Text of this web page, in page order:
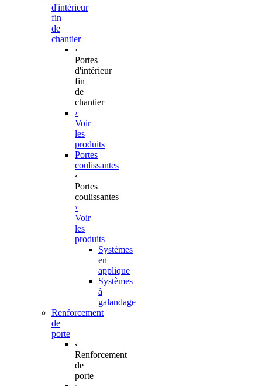
d'intérieur
fin
de
chantier
‹
Portes
d'intérieur
fin
de
chantier
›
Voir
les
produits
Portes
coulissantes
‹
Portes
coulissantes
›
Voir
les
produits
Systèmes
en
applique
Systèmes
à
galandage
Renforcement
de
porte
‹
Renforcement
de
porte